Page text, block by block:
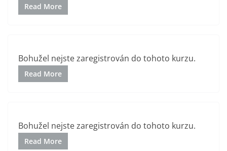
Read More
Bohužel nejste zaregistrován do tohoto kurzu.
Read More
Bohužel nejste zaregistrován do tohoto kurzu.
Read More